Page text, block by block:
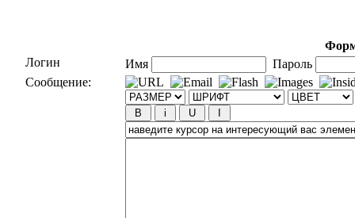
Логин
Имя
Пароль
Сообщение: